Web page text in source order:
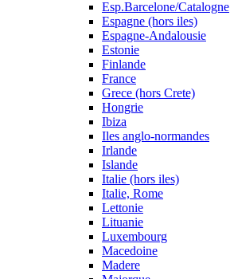
Esp.Barcelone/Catalogne
Espagne (hors iles)
Espagne-Andalousie
Estonie
Finlande
France
Grece (hors Crete)
Hongrie
Ibiza
Iles anglo-normandes
Irlande
Islande
Italie (hors iles)
Italie, Rome
Lettonie
Lituanie
Luxembourg
Macedoine
Madere